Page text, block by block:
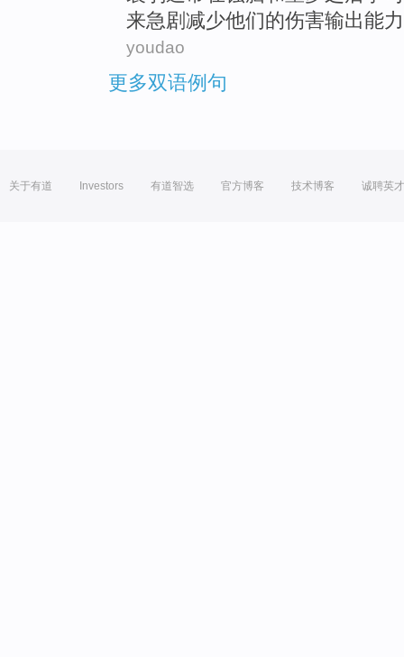
来急剧 减少他们的伤害输出能力
youdao
更多双语例句
关于有道 Investors 有道智选 官方博客 技术博客 诚聘英才